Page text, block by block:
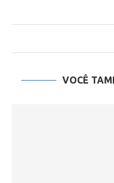
VOCÊ